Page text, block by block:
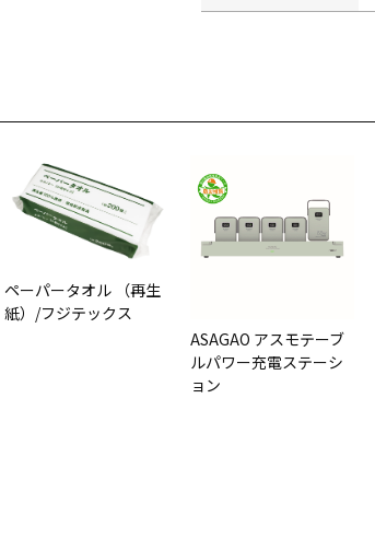
ペーパータオル （再生
紙）/フジテックス
ASAGAO アスモテーブ
ルパワー充電ステーシ
ョン